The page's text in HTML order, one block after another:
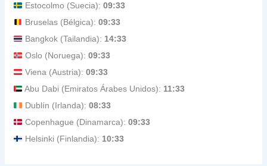
Estocolmo (Suecia):09:33
Bruselas (Bélgica):09:33
Bangkok (Tailandia): 14:33
Oslo (Noruega):09:33
Viena (Austria):09:33
Abu Dabi (Emiratos Árabes Unidos): 11:33
Dublín (Irlanda):08:33
Copenhague (Dinamarca):09:33
Helsinki (Finlandia): 10:33